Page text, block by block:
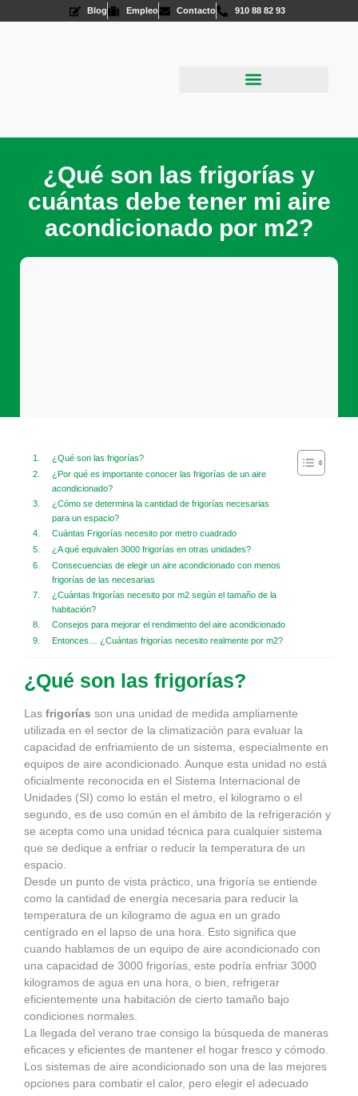
Blog Empleo Contacto 910 88 82 93
¿Qué son las frigorías y
cuántas debe tener mi aire
acondicionado por m2?
¿Qué son las frigorías?
¿Por qué es importante conocer las frigorías de un aire
acondicionado?
¿Cómo se determina la cantidad de frigorías necesarias
para un espacio?
Cuántas Frigorías necesito por metro cuadrado
¿A qué equivalen 3000 frigorías en otras unidades?
Consecuencias de elegir un aire acondicionado con menos
frigorías de las necesarias
¿Cuántas frigorías necesito por m2 según el tamaño de la
habitación?
Consejos para mejorar el rendimiento del aire acondicionado
Entonces… ¿Cuántas frigorías necesito realmente por m2?
¿Qué son las frigorías?
Las frigorías son una unidad de medida ampliamente
utilizada en el sector de la climatización para evaluar la
capacidad de enfriamiento de un sistema, especialmente en
equipos de aire acondicionado. Aunque esta unidad no está
oficialmente reconocida en el Sistema Internacional de
Unidades (SI) como lo están el metro, el kilogramo o el
segundo, es de uso común en el ámbito de la refrigeración y
se acepta como una unidad técnica para cualquier sistema
que se dedique a enfriar o reducir la temperatura de un
espacio.
Desde un punto de vista práctico, una frigoría se entiende
como la cantidad de energía necesaria para reducir la
temperatura de un kilogramo de agua en un grado
centígrado en el lapso de una hora. Esto significa que
cuando hablamos de un equipo de aire acondicionado con
una capacidad de 3000 frigorías, este podría enfriar 3000
kilogramos de agua en una hora, o bien, refrigerar
eficientemente una habitación de cierto tamaño bajo
condiciones normales.
La llegada del verano trae consigo la búsqueda de maneras
eficaces y eficientes de mantener el hogar fresco y cómodo.
Los sistemas de aire acondicionado son una de las mejores
opciones para combatir el calor, pero elegir el adecuado